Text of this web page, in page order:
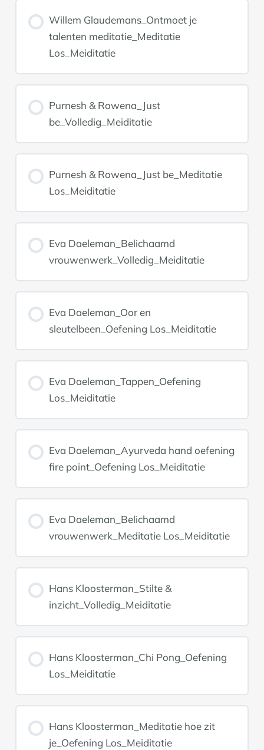
Willem Glaudemans_Ontmoet je
talenten meditatie_Meditatie
Los_Meiditatie
Purnesh & Rowena_Just
be_Volledig_Meiditatie
Purnesh & Rowena_Just be_Meditatie
Los_Meiditatie
Eva Daeleman_Belichaamd
vrouwenwerk_Volledig_Meiditatie
Eva Daeleman_Oor en
sleutelbeen_Oefening Los_Meiditatie
Eva Daeleman_Tappen_Oefening
Los_Meiditatie
Eva Daeleman_Ayurveda hand oefening
fire point_Oefening Los_Meiditatie
Eva Daeleman_Belichaamd
vrouwenwerk_Meditatie Los_Meiditatie
Hans Kloosterman_Stilte &
inzicht_Volledig_Meiditatie
Hans Kloosterman_Chi Pong_Oefening
Los_Meiditatie
Hans Kloosterman_Meditatie hoe zit
je_Oefening Los_Meiditatie